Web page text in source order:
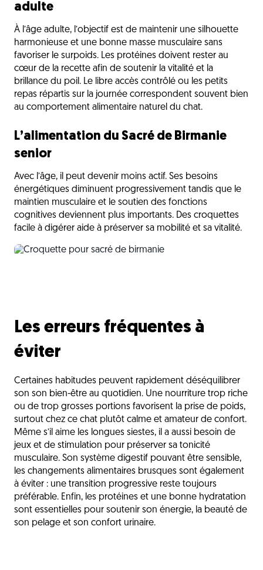
adulte
À l’âge adulte, l’objectif est de maintenir une silhouette
harmonieuse et une bonne masse musculaire sans
favoriser le surpoids. Les protéines doivent rester au
cœur de la recette afin de soutenir la vitalité et la
brillance du poil. Le libre accès contrôlé ou les petits
repas répartis sur la journée correspondent souvent bien
au comportement alimentaire naturel du chat.
L’alimentation du Sacré de Birmanie
senior
Avec l’âge, il peut devenir moins actif. Ses besoins
énergétiques diminuent progressivement tandis que le
maintien musculaire et le soutien des fonctions
cognitives deviennent plus importants. Des croquettes
facile à digérer aide à préserver sa mobilité et sa vitalité.
Les erreurs fréquentes à
éviter
Certaines habitudes peuvent rapidement déséquilibrer
son son bien-être au quotidien. Une nourriture trop riche
ou de trop grosses portions favorisent la prise de poids,
surtout chez ce chat plutôt calme et amateur de confort.
Même s’il aime les longues siestes, il a aussi besoin de
jeux et de stimulation pour préserver sa tonicité
musculaire. Son système digestif pouvant être sensible,
les changements alimentaires brusques sont également
à éviter : une transition progressive reste toujours
préférable. Enfin, les protéines et une bonne hydratation
sont essentielles pour soutenir son énergie, la beauté de
son pelage et son confort urinaire.